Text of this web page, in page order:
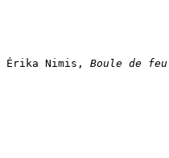
Érika Nimis, Boule de feu